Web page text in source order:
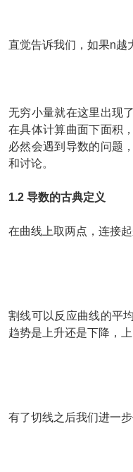
直觉告诉我们，如果n越
无穷小量就在这里出现
在具体计算曲面下面积
必然会遇到导数的问题
和讨论。
1.2 导数的古典定义
在曲线上取两点，连接
割线可以反应曲线的平
趋势是上升还是下降，
有了切线之后我们进一步